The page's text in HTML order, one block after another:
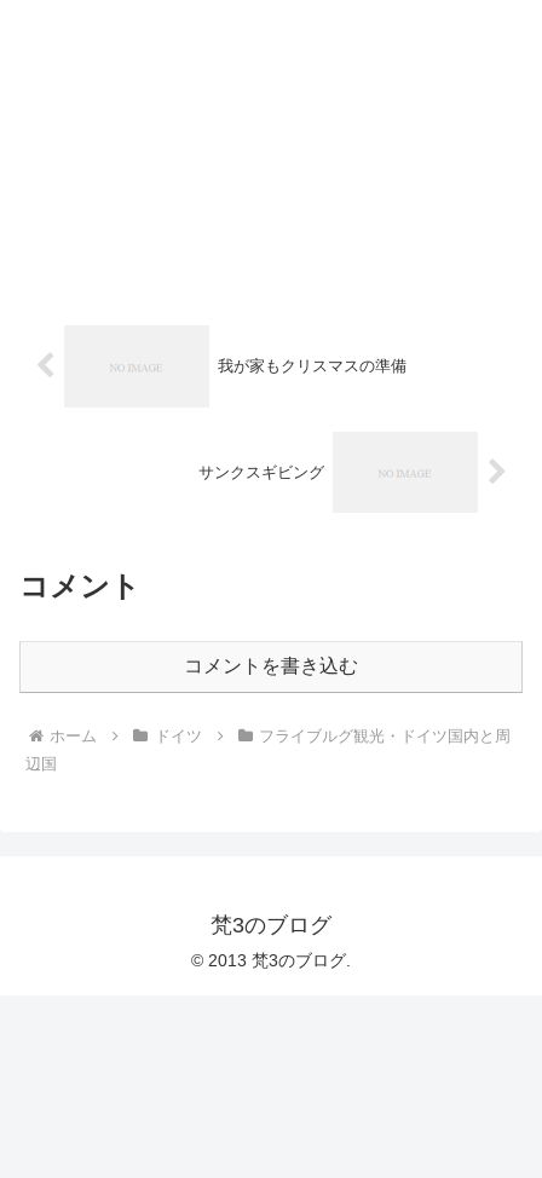
我が家もクリスマスの準備
サンクスギビング
コメント
コメントを書き込む
ホーム ドイツ
フライブルグ観光・ドイツ国内と周
辺国
梵3のブログ
© 2013 梵3のブログ.